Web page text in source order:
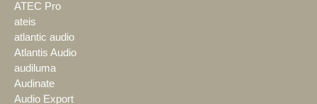
ATEC Pro
ateis
atlantic audio
Atlantis Audio
audiluma
Audinate
Audio Export